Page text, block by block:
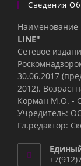
Сведения
Наименование
LINE"
Сетевое
30.06.2017
2012).
Корман М.О. -
Учредитель:
Гл.редактор: